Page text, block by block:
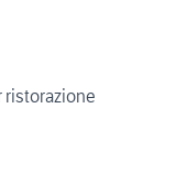
ristorazione